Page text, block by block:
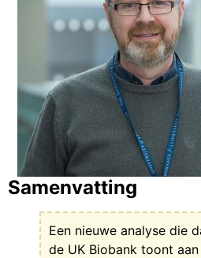
Samenvatting
Een nieuwe analyse die
de UK Biobank toont